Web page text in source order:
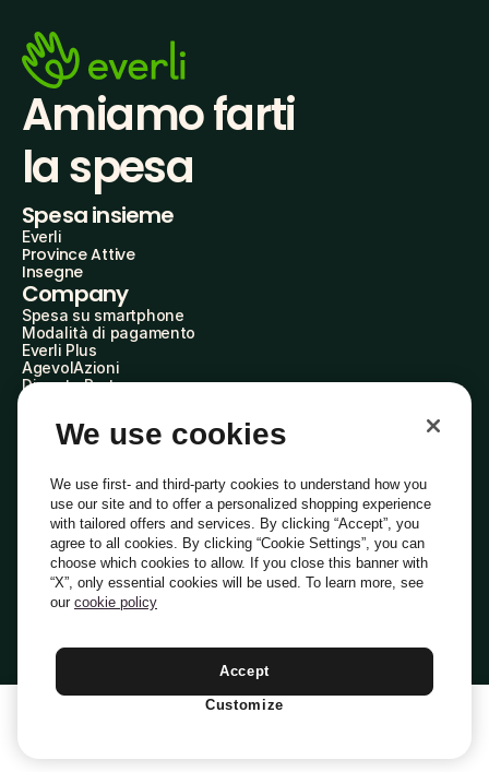
Amiamo farti
la spesa
Spesa insieme
Everli
Province Attive
Insegne
Company
Spesa su smartphone
Modalità di pagamento
Everli Plus
AgevolAzioni
Diventa Partner
Everli Shoppers
About Us
Everli News
Domande frequenti
Lavora con noi
Diventa Shopper
Investitori
PrivacyCookiePreferenze Cookie
Termini e CondizioniCodice Etico
Indirizzo PEC: everli@pec.it - indirizzo DPO: dpo@everli.com
Italiano
We use cookies
We use first- and third-party cookies to understand how you
use our site and to offer a personalized shopping experience
with tailored offers and services. By clicking “Accept”, you
agree to all cookies. By clicking “Cookie Settings”, you can
choose which cookies to allow. If you close this banner with
“X”, only essential cookies will be used. To learn more, see
our cookie policy
Accept
Customize